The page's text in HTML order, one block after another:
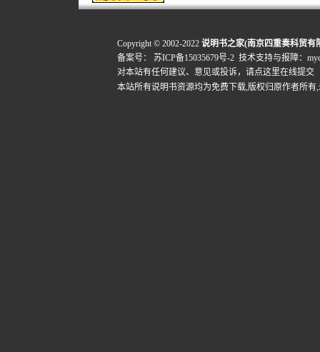
Copyright © 2002-2022 说明书之家(南京四重奏科贸有
备案号：
苏ICP备15035679号-2 技术支持与报障：
对本站有任何建议、意见或投诉， 请点这里在线提交
本站所有说明书资源均为免费下载,版权归原作者所